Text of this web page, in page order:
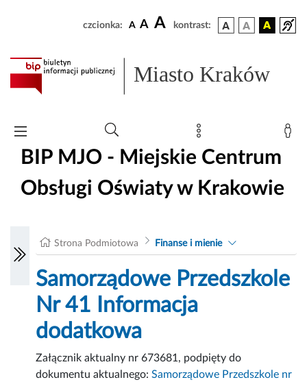
czcionka: A A A kontrast:
Miasto Kraków
BIP MJO - Miejskie Centrum
Obsługi Oświaty w Krakowie
Strona Podmiotowa Finanse i mienie
Samorządowe Przedszkole
Nr 41 Informacja
dodatkowa
Załącznik aktualny nr 673681, podpięty do
dokumentu aktualnego:Samorządowe Przedszkole nr